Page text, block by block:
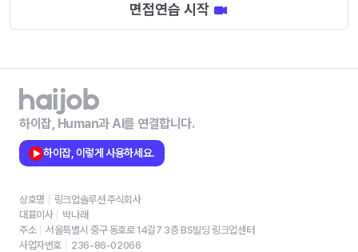
면접연습 시작
하이잡, Human과 AI를 연결합니다.
하이잡, 이렇게 사용하세요.
상호명
링크업솔루션 주식회사
대표이사
박나래
주소
서울특별시 중구 동호로 14길7 3층 BS빌딩 링크업센터
사업자번호
236-86-02066